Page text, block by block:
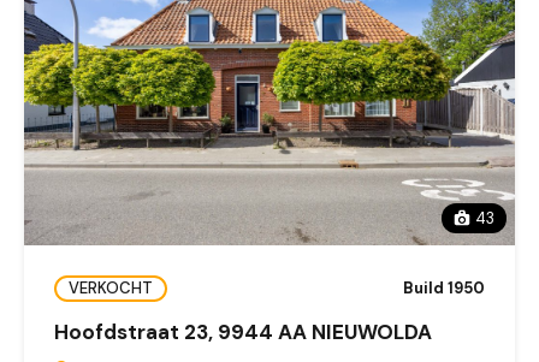
43
VERKOCHT Build 1950
Hoofdstraat 23, 9944 AA NIEUWOLDA